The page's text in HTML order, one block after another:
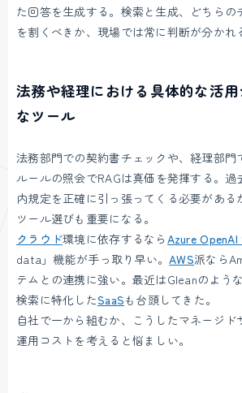
た回答を生成する。検索と生成、どちらの
を割くべきか、現場では常に判断が分かれ
法務や経理における具体的な活
なツール
法務部門での契約書チェックや、経理部門
ルールの照会でRAGは真価を発揮する。過
内規定を正確に引っ張ってくる必要がある
ツール選びも重要になる。
クラウド環境に依存するなら Azure OpenAI
data」機能が手っ取り早い。AWS派なら
テムとの連携に強い。最近はGleanのよう
検索に特化したSaaSも台頭してきた。
自社で一から組むか、こうしたマネージド
運用コストを考えると悩ましい。